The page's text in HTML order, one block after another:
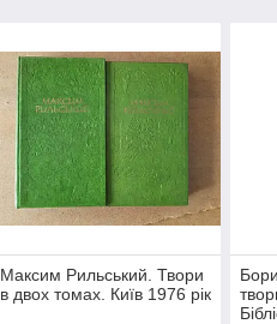
Максим Рильський. Твори
в двох томах. Київ 1976 рік